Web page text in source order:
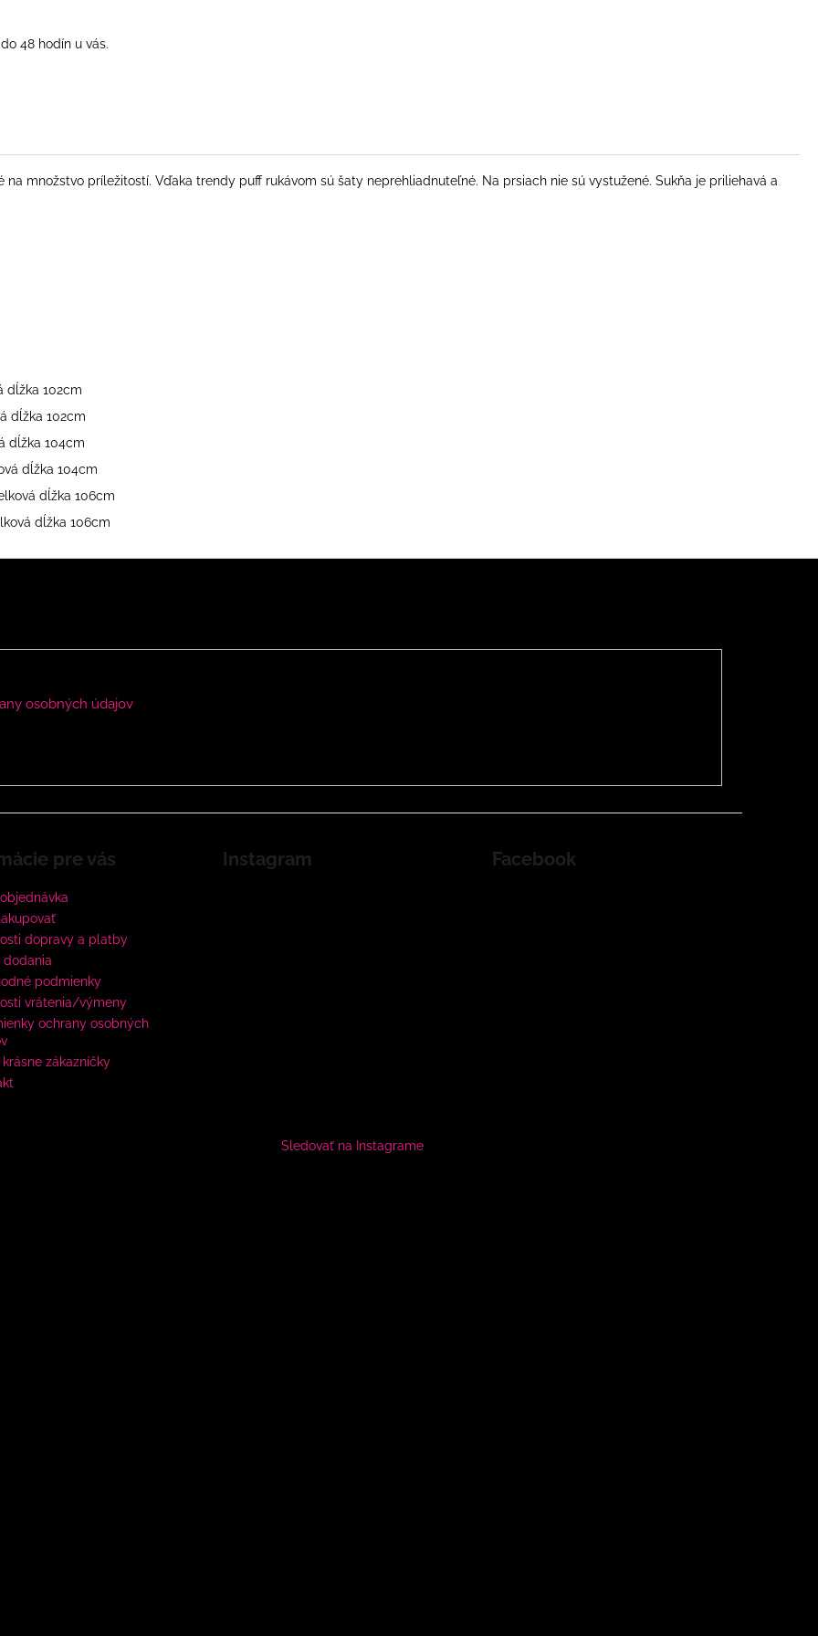
48 hodín u vás.
množstvo príležitostí. Vďaka trendy puff rukávom sú šaty neprehliadnuteľné. Na prsiach nie sú vystužené. Sukňa je priliehavá a
dĺžka 102cm
dĺžka 102cm
dĺžka 104cm
dĺžka 104cm
dĺžka 106cm
dĺžka 106cm
osobných údajov
pre vás
dopravy a platby
dodania
podmienky
vrátenia/výmeny
ochrany osobných
krásne zákazníčky
Instagram
Sledovať na Instagrame
Facebook